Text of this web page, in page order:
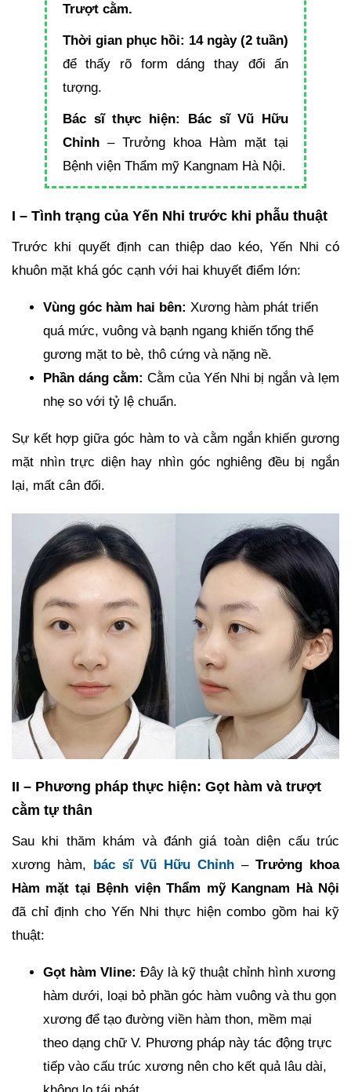
Trượt cằm.
Thời gian phục hồi: 14 ngày (2 tuần)
để thấy rõ form dáng thay đổi ấn
tượng.
Bác sĩ thực hiện:
Bác sĩ Vũ Hữu
Chỉnh– Trưởng khoa Hàm mặt tại
Bệnh viện Thẩm mỹ Kangnam Hà Nội.
I – Tình trạng của Yến Nhi trước khi phẫu thuật
Trước khi quyết định can thiệp dao kéo, Yến Nhi có
khuôn mặt khá góc cạnh với hai khuyết điểm lớn:
Vùng góc hàm hai bên: Xương hàm phát triển
quá mức, vuông và bạnh ngang khiến tổng thể
gương mặt to bè, thô cứng và nặng nề.
Phần dáng cằm: Cằm của Yến Nhi bị ngắn và lẹm
nhẹ so với tỷ lệ chuẩn.
Sự kết hợp giữa góc hàm to và cằm ngắn khiến gương
mặt nhìn trực diện hay nhìn góc nghiêng đều bị ngắn
lại, mất cân đối.
II – Phương pháp thực hiện: Gọt hàm và trượt
cằm tự thân
Sau khi thăm khám và đánh giá toàn diện cấu trúc
xương hàm,
bác sĩ Vũ Hữu Chỉnh – Trưởng khoa
Hàm mặt tại Bệnh viện Thẩm mỹ Kangnam Hà Nội
đã chỉ định cho Yến Nhi thực hiện combo gồm hai kỹ
thuật:
Gọt hàm Vline: Đây là kỹ thuật chỉnh hình xương
hàm dưới, loại bỏ phần góc hàm vuông và thu gọn
xương để tạo đường viền hàm thon, mềm mại
theo dạng chữ V. Phương pháp này tác động trực
tiếp vào cấu trúc xương nên cho kết quả lâu dài,